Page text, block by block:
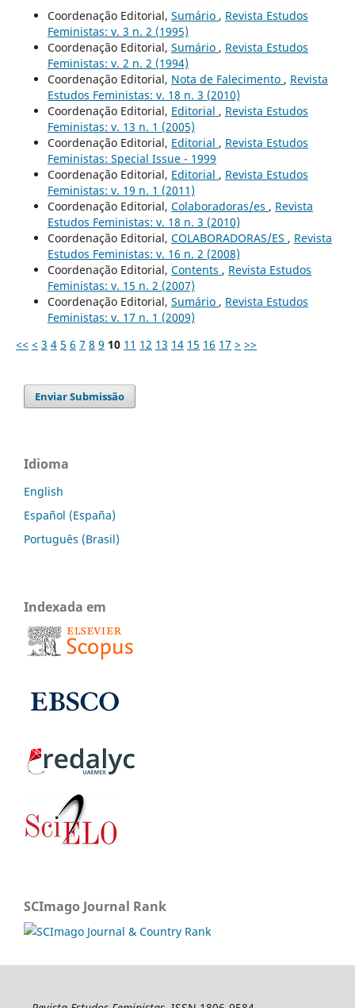
Coordenação Editorial, Sumário , Revista Estudos
Feministas: v. 3 n. 2 (1995)
Coordenação Editorial, Sumário , Revista Estudos
Feministas: v. 2 n. 2 (1994)
Coordenação Editorial, Nota de Falecimento , Revista
Estudos Feministas: v. 18 n. 3 (2010)
Coordenação Editorial, Editorial , Revista Estudos
Feministas: v. 13 n. 1 (2005)
Coordenação Editorial, Editorial , Revista Estudos
Feministas: Special Issue - 1999
Coordenação Editorial, Editorial , Revista Estudos
Feministas: v. 19 n. 1 (2011)
Coordenação Editorial, Colaboradoras/es , Revista
Estudos Feministas: v. 18 n. 3 (2010)
Coordenação Editorial, COLABORADORAS/ES , Revista
Estudos Feministas: v. 16 n. 2 (2008)
Coordenação Editorial, Contents , Revista Estudos
Feministas: v. 15 n. 2 (2007)
Coordenação Editorial, Sumário , Revista Estudos
Feministas: v. 17 n. 1 (2009)
<< < 3 4 5 6 7 8 9 10 11 12 13 14 15 16 17 > >>
Enviar Submissão
Idioma
English
Español (España)
Português (Brasil)
Indexada em
SCImago Journal Rank